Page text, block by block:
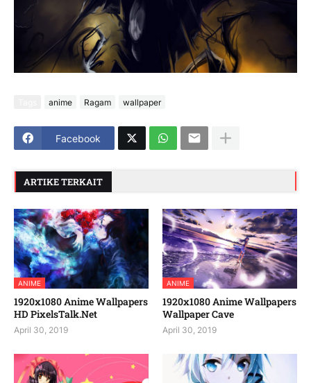
anime Ragam wallpaper
Facebook
ARTIKE TERKAIT
ANIME
1920x1080 Anime Wallpapers
HD PixelsTalk.Net
April 30, 2019
ANIME
1920x1080 Anime Wallpapers
Wallpaper Cave
April 30, 2019